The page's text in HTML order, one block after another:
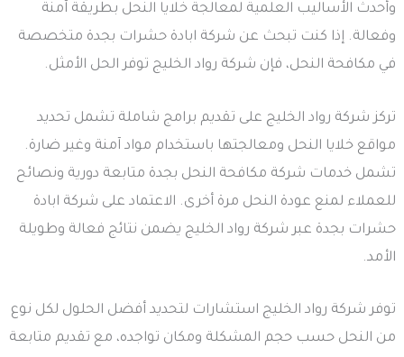
وأحدث الأساليب العلمية لمعالجة خلايا النحل بطريقة آمنة
وفعالة. إذا كنت تبحث عن شركة ابادة حشرات بجدة متخصصة
في مكافحة النحل، فإن شركة رواد الخليج توفر الحل الأمثل.
تركز شركة رواد الخليج على تقديم برامج شاملة تشمل تحديد
مواقع خلايا النحل ومعالجتها باستخدام مواد آمنة وغير ضارة.
تشمل خدمات شركة مكافحة النحل بجدة متابعة دورية ونصائح
للعملاء لمنع عودة النحل مرة أخرى. الاعتماد على شركة ابادة
حشرات بجدة عبر شركة رواد الخليج يضمن نتائج فعالة وطويلة
الأمد.
توفر شركة رواد الخليج استشارات لتحديد أفضل الحلول لكل نوع
من النحل حسب حجم المشكلة ومكان تواجده، مع تقديم متابعة